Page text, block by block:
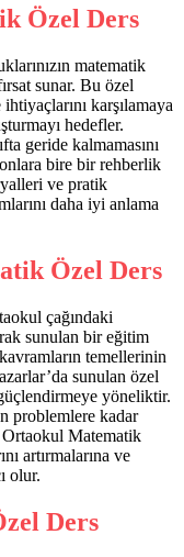
Özel Ders
matematik
sunar. Bu özel
karşılamaya
hedefler.
geride kalmamasını
bire bir rehberlik
ve pratik
daha iyi anlama
Özel Ders
çağındaki
sunulan bir eğitim
temellerinin
sunulan özel
yöneliktir.
problemlere kadar
Matematik
artırmalarına ve
olur.
Ders